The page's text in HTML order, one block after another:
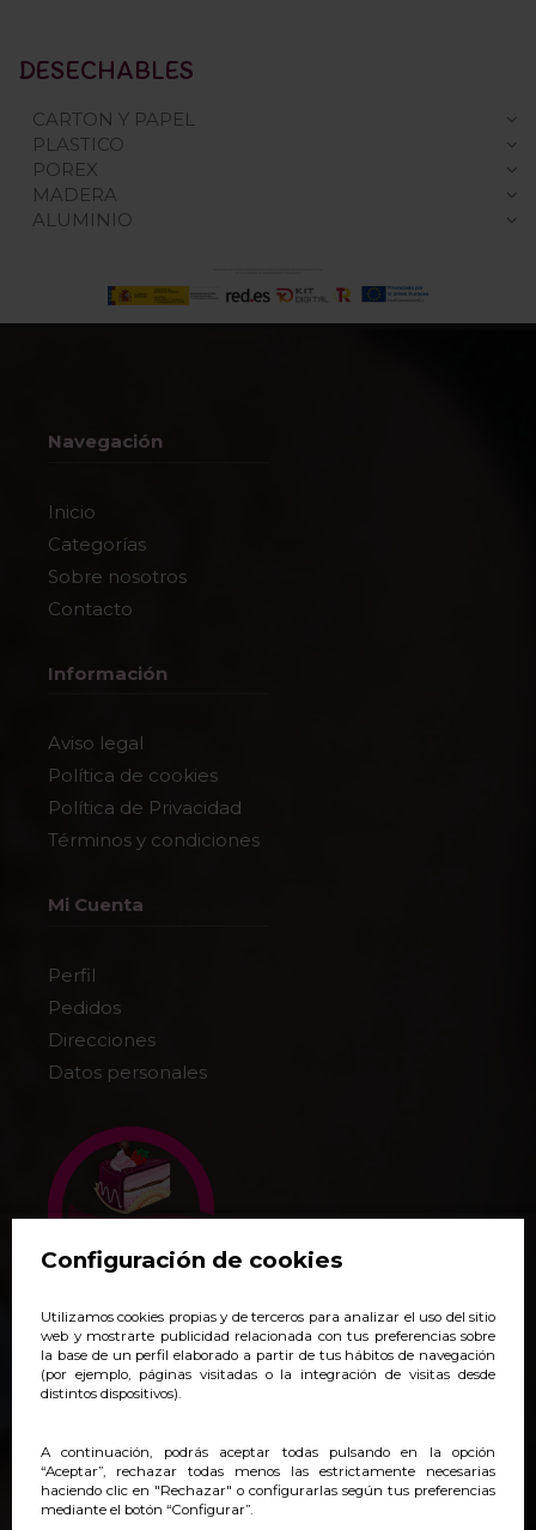
Configuración de cookies
Utilizamos cookies propias y de terceros para analizar el uso del sitio
web y mostrarte publicidad relacionada con tus preferencias sobre
la base de un perfil elaborado a partir de tus hábitos de navegación
(por ejemplo, páginas visitadas o la integración de visitas desde
distintos dispositivos).
A continuación, podrás aceptar todas pulsando en la opción
“Aceptar”, rechazar todas menos las estrictamente necesarias
haciendo clic en "Rechazar" o configurarlas según tus preferencias
mediante el botón “Configurar”.
DESECHABLES
CARTON Y PAPEL
PLASTICO
POREX
MADERA
ALUMINIO
Navegación
Inicio
Categorías
Sobre nosotros
Contacto
Información
Aviso legal
Política de cookies
Política de Privacidad
Términos y condiciones
Mi Cuenta
Perfil
Pedidos
Direcciones
Datos personales
+34 938 140 718
pedidos@yoveonline.com